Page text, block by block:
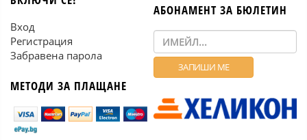
Вход
Регистрация
Забравена парола
МЕТОДИ ЗА ПЛАЩАНЕ
АБОНАМЕНТ ЗА БЮЛЕТИН